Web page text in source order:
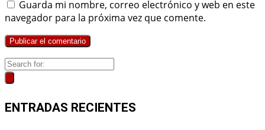
Guarda mi nombre, correo electrónico y web en este
navegador para la próxima vez que comente.
ENTRADAS RECIENTES